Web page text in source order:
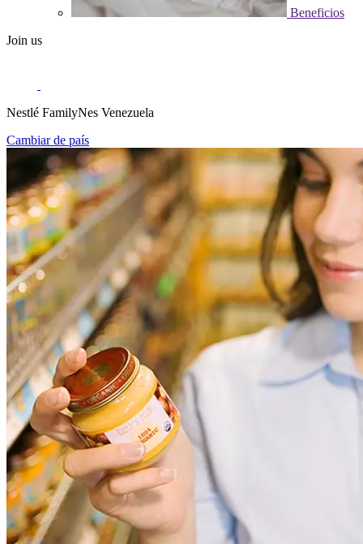
Beneficios
Join us
Nestlé FamilyNes Venezuela
Cambiar de país